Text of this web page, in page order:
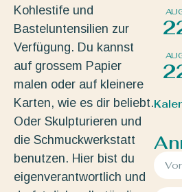
Kohlestife und
Basteluntensilien zur
Verfügung. Du kannst
auf grossem Papier
malen oder auf kleinere
Karten, wie es dir beliebt.
Oder Skulpturieren und
die Schmuckwerkstatt
benutzen. Hier bist du
eigenverantwortlich und